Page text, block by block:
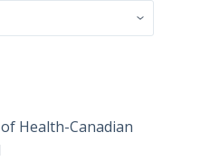
Health-Canadian